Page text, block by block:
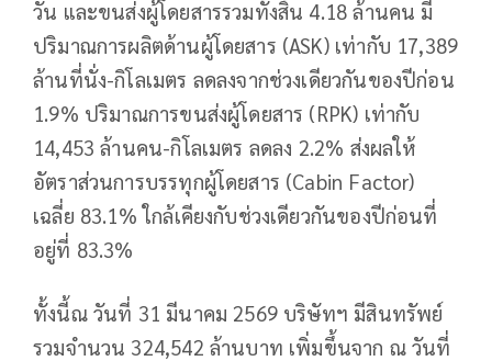
วัน และขนส่งผู้โดยสารรวมทั้งสิ้น 4.18 ล้านคน มี
ปริมาณการผลิตด้านผู้โดยสาร (ASK) เท่ากับ 17,389
ล้านที่นั่ง-กิโลเมตร ลดลงจากช่วงเดียวกันของปีก่อน
1.9% ปริมาณการขนส่งผู้โดยสาร (RPK) เท่ากับ
14,453 ล้านคน-กิโลเมตร ลดลง 2.2% ส่งผลให้
อัตราส่วนการบรรทุกผู้โดยสาร (Cabin Factor)
เฉลี่ย 83.1% ใกล้เคียงกับช่วงเดียวกันของปีก่อนที่
อยู่ที่ 83.3%
ทั้งนี้ณ วันที่ 31 มีนาคม 2569 บริษัทฯ มีสินทรัพย์
รวมจำนวน 324,542 ล้านบาท เพิ่มขึ้นจาก ณ วันที่